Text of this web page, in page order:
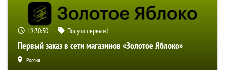
19:30:49 Получи первым!
Первый заказ в сети магазинов «Золотое Яблоко»
Россия